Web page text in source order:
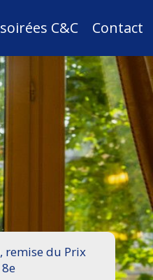
C&C Contact
remise du Prix